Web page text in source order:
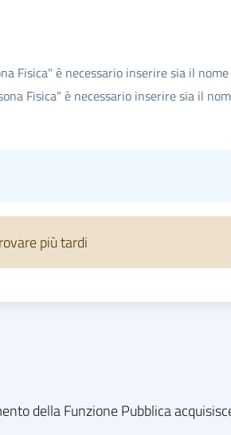
Fisica" è necessario inserire sia il
Fisica" è necessario inserire sia il
più tardi
della Funzione Pubblica